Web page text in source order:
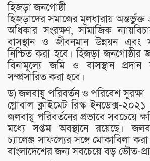
হিজড়া জনগোষ্ঠী
হিজড়াদের সমাজের মূলধারায়
অধিকার সংরক্ষণ, সামাজিক
বাসস্থান ও জীবনমান উন্নয়ন এবং
নিশ্চিত করা হবে। হিজড়া জনগোষ্ঠীর
বিনামূল্যে জমি ও বাসস্থান প্রদান
সম্প্রসারিত করা হবে।
ড) জলবায়ু পরিবর্তন ও পরিবেশ সুরক্ষা
গ্লোবাল ক্লাইমেট রিস্ক ইনডেক্স-
জলবায়ু পরিবর্তনের প্রভাবে সবচেয়ে
মধ্যে সপ্তম অবস্থানে রয়েছে।
চ্যালেঞ্জ সাফল্যের সঙ্গে মোকাবিলা
বাংলাদেশের জন্য সবচেয়ে বড় ভৌত-